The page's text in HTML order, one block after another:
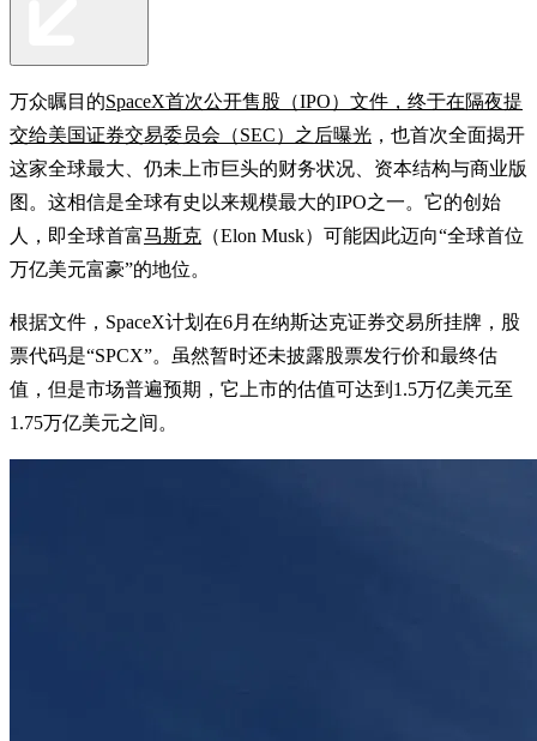
万众瞩目的SpaceX首次公开售股（IPO）文件，终于在隔夜提
交给美国证券交易委员会（SEC）之后曝光 ，也首次全面揭开
这家全球最大、仍未上市巨头的财务状况、资本结构与商业版
图。这相信是全球有史以来规模最大的IPO之一。它的创始
人，即全球首富马斯克 （Elon Musk）可能因此迈向“全球首位
万亿美元富豪”的地位。
根据文件，SpaceX计划在6月在纳斯达克证券交易所挂牌，股
票代码是“SPCX”。虽然暂时还未披露股票发行价和最终估
值，但是市场普遍预期，它上市的估值可达到1.5万亿美元至
1.75万亿美元之间。